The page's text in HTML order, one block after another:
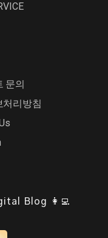
문의
처리방침
Blog 👩‍💻